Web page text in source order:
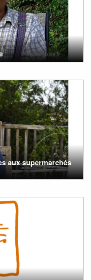
aux supermarchés